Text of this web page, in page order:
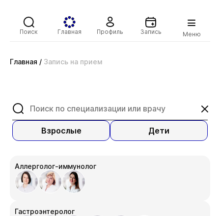
Поиск Главная Профиль Запись Меню
Главная / Запись на прием
Взрослые Дети
Аллерголог-иммунолог
Гастроэнтеролог